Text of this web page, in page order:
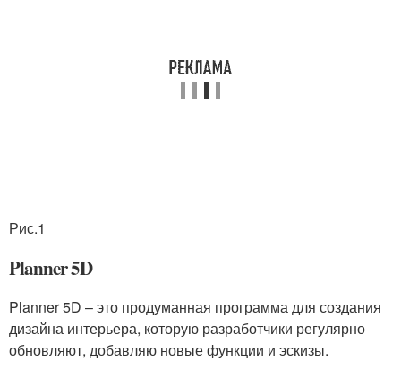
Рис.1
Planner 5D
Planner 5D – это продуманная программа для создания
дизайна интерьера, которую разработчики регулярно
обновляют, добавляю новые функции и эскизы.